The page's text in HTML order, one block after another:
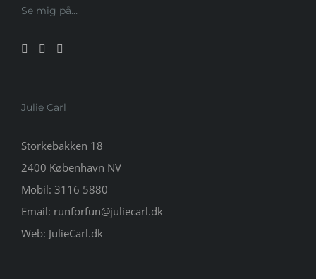
Se mig på…
Julie Carl
Storkebakken 18
2400 København NV
Mobil: 3116 5880
Email: runforfun@juliecarl.dk
Web: JulieCarl.dk